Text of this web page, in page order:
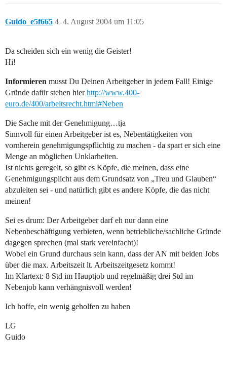
Guido_e5f665 4. August 2004 um 11:05
4
Da scheiden sich ein wenig die Geister!
Hi!
Informieren musst Du Deinen Arbeitgeber in jedem Fall! Einige
Gründe dafür stehen hierhttp://www.400-
euro.de/400/arbeitsrecht.html#Neben
Die Sache mit der Genehmigung…tja
Sinnvoll für einen Arbeitgeber ist es, Nebentätigkeiten von
vornherein genehmigungspflichtig zu machen - da spart er sich eine
Menge an möglichen Unklarheiten.
Ist nichts geregelt, so gibt es Köpfe, die meinen, dass eine
Genehmigungsplicht aus dem Grundsatz von „Treu und Glauben“
abzuleiten sei - und natürlich gibt es andere Köpfe, die das nicht
meinen!
Sei es drum: Der Arbeitgeber darf eh nur dann eine
Nebenbeschäftigung verbieten, wenn betriebliche/sachliche Gründe
dagegen sprechen (mal stark vereinfacht)!
Wobei ein Grund durchaus sein kann, dass der AN mit beiden Jobs
über die max. Arbeitszeit lt. Arbeitszeitgesetz kommt!
Im Klartext: 8 Std im Hauptjob und regelmäßig drei Std im
Nebenjob kann verhängnisvoll werden!
Ich hoffe, ein wenig geholfen zu haben
LG
Guido